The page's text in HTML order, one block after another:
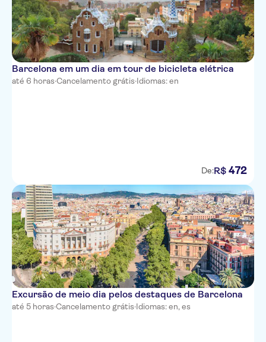
Barcelona em um dia em tour de bicicleta elétrica
até 6 horas·Cancelamento grátis·Idiomas: en
De:R$ 472
Excursão de meio dia pelos destaques de Barcelona
até 5 horas·Cancelamento grátis·Idiomas: en, es